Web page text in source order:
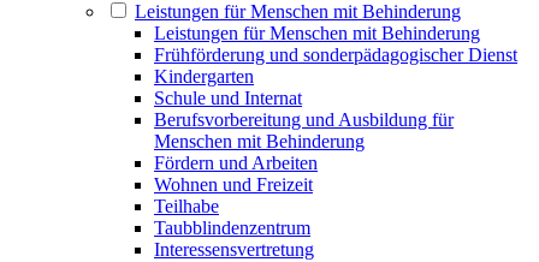
Leistungen für Menschen mit Behinderung
Leistungen für Menschen mit Behinderung
Frühförderung und sonderpädagogischer Dienst
Kindergarten
Schule und Internat
Berufsvorbereitung und Ausbildung für
Menschen mit Behinderung
Fördern und Arbeiten
Wohnen und Freizeit
Teilhabe
Taubblindenzentrum
Interessensvertretung